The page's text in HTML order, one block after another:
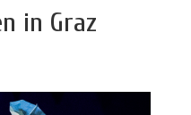
in Graz